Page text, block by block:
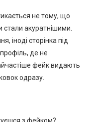
не тому, що
акуратнішими.
іноді сторінка під
де не
фейк видають
одразу.
з фейком?